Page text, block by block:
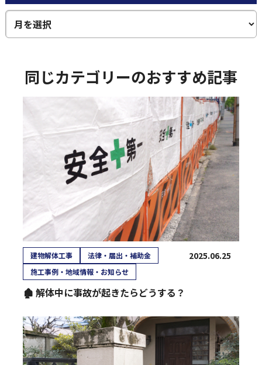
同じカテゴリーのおすすめ記事
建物解体工事
法律・届出・補助金
施工事例・地域情報・お知らせ
2025.06.25
🏚️ 解体中に事故が起きたらどうする？